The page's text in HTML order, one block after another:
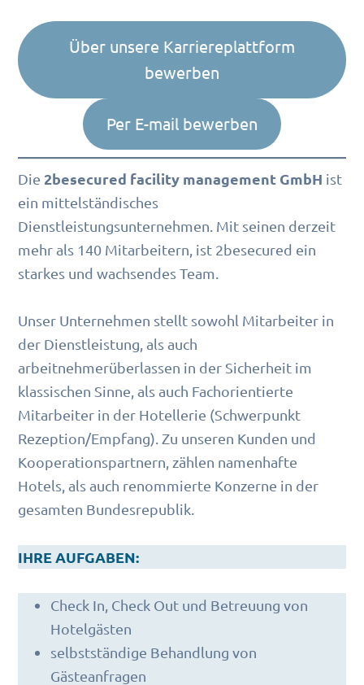
Über unsere Karriereplattform
bewerben
Per E-mail bewerben
Die 2besecured facility management GmbH ist
ein mittelständisches
Dienstleistungsunternehmen. Mit seinen derzeit
mehr als 140 Mitarbeitern, ist 2besecured ein
starkes und wachsendes Team.
Unser Unternehmen stellt sowohl Mitarbeiter in
der Dienstleistung, als auch
arbeitnehmerüberlassen in der Sicherheit im
klassischen Sinne, als auch Fachorientierte
Mitarbeiter in der Hotellerie (Schwerpunkt
Rezeption/Empfang). Zu unseren Kunden und
Kooperationspartnern, zählen namenhafte
Hotels, als auch renommierte Konzerne in der
gesamten Bundesrepublik.
IHRE AUFGABEN:
Check In, Check Out und Betreuung von
Hotelgästen
selbstständige Behandlung von
Gästeanfragen